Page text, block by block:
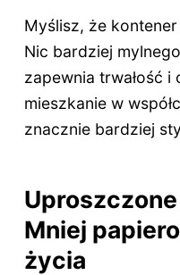
Myślisz, że
Nic bardziej
zapewnia trwałość i
mieszkanie w
znacznie bardziej
Mniej
życia